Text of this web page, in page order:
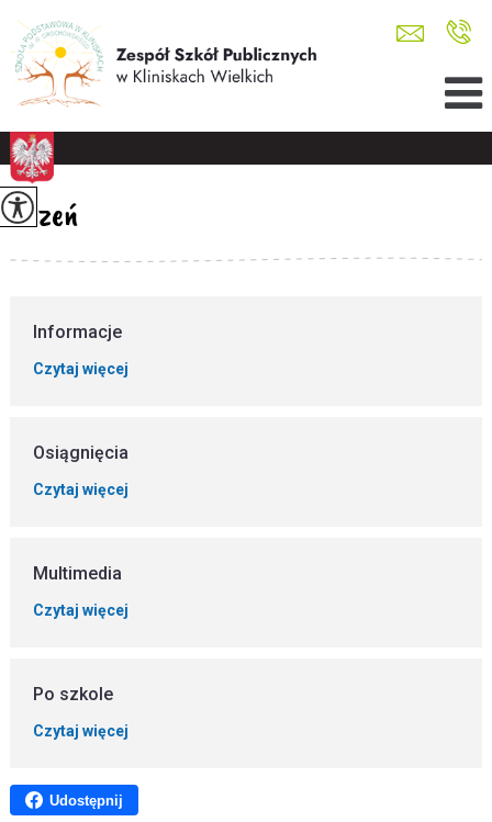
Uczeń
Informacje
Czytaj więcej
Osiągnięcia
Czytaj więcej
Multimedia
Czytaj więcej
Po szkole
Czytaj więcej
Udostępnij